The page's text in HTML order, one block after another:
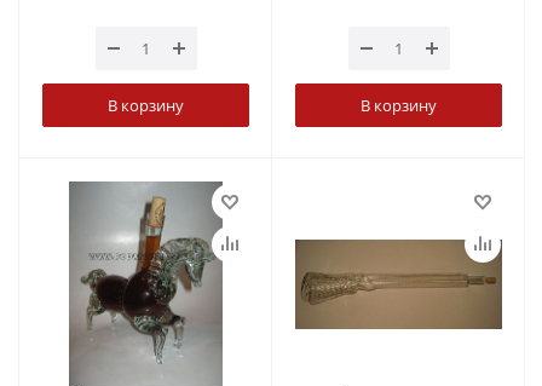
В корзину В корзину